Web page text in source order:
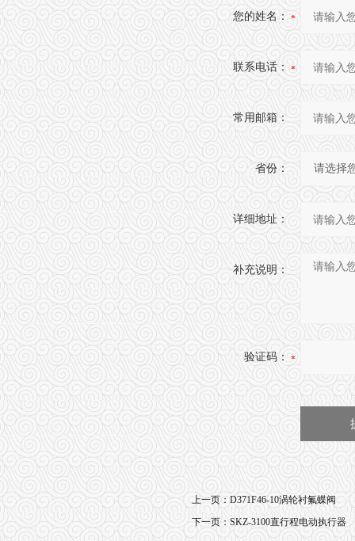
您的姓名：
联系电话：
常用邮箱：
省份：
详细地址：
补充说明：
验证码：
上一页： D371F46-10涡轮衬氟蝶阀
下一页：SKZ-3100直行程电动执行器